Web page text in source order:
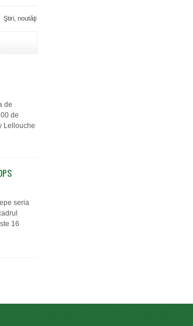
Ştiri, noutăţi
de
de
Lellouche
seria
16